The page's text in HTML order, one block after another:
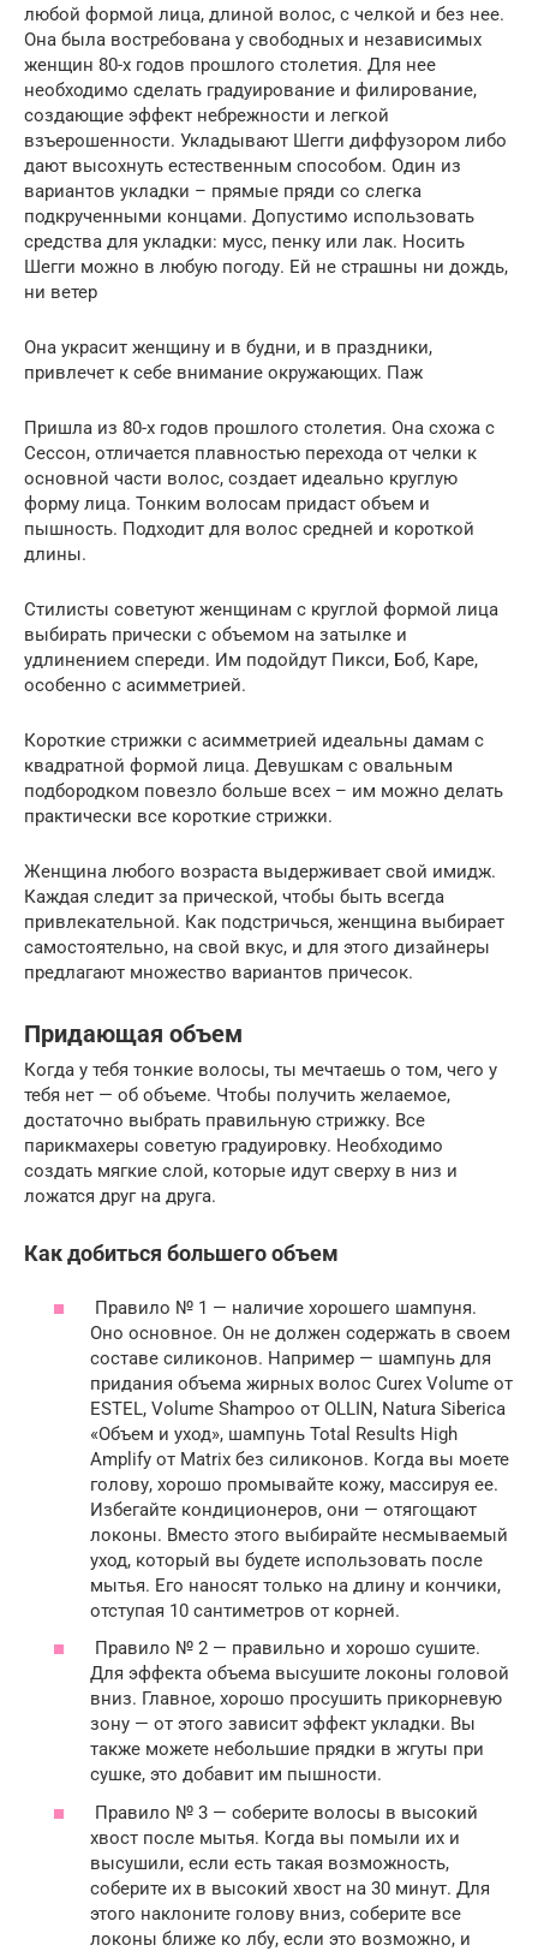
любой формой лица, длиной волос, с челкой и без нее.
Она была востребована у свободных и независимых
женщин 80-х годов прошлого столетия. Для нее
необходимо сделать градуирование и филирование,
создающие эффект небрежности и легкой
взъерошенности. Укладывают Шегги диффузором либо
дают высохнуть естественным способом. Один из
вариантов укладки – прямые пряди со слегка
подкрученными концами. Допустимо использовать
средства для укладки: мусс, пенку или лак. Носить
Шегги можно в любую погоду. Ей не страшны ни дождь,
ни ветер
Она украсит женщину и в будни, и в праздники,
привлечет к себе внимание окружающих. Паж
Пришла из 80-х годов прошлого столетия. Она схожа с
Сессон, отличается плавностью перехода от челки к
основной части волос, создает идеально круглую
форму лица. Тонким волосам придаст объем и
пышность. Подходит для волос средней и короткой
длины.
Стилисты советуют женщинам с круглой формой лица
выбирать прически с объемом на затылке и
удлинением спереди. Им подойдут Пикси, Боб, Каре,
особенно с асимметрией.
Короткие стрижки с асимметрией идеальны дамам с
квадратной формой лица. Девушкам с овальным
подбородком повезло больше всех – им можно делать
практически все короткие стрижки.
Женщина любого возраста выдерживает свой имидж.
Каждая следит за прической, чтобы быть всегда
привлекательной. Как подстричься, женщина выбирает
самостоятельно, на свой вкус, и для этого дизайнеры
предлагают множество вариантов причесок.
Придающая объем
Когда у тебя тонкие волосы, ты мечтаешь о том, чего у
тебя нет — об объеме. Чтобы получить желаемое,
достаточно выбрать правильную стрижку. Все
парикмахеры советую градуировку. Необходимо
создать мягкие слой, которые идут сверху в низ и
ложатся друг на друга.
Как добиться большего объем
Правило № 1 — наличие хорошего шампуня.
Оно основное. Он не должен содержать в своем
составе силиконов. Например — шампунь для
придания объема жирных волос Curex Volume от
ESTEL, Volume Shampoo от OLLIN, Natura Siberica
«Объем и уход», шампунь Total Results High
Amplify от Matrix без силиконов. Когда вы моете
голову, хорошо промывайте кожу, массируя ее.
Избегайте кондиционеров, они — отягощают
локоны. Вместо этого выбирайте несмываемый
уход, который вы будете использовать после
мытья. Его наносят только на длину и кончики,
отступая 10 сантиметров от корней.
Правило № 2 — правильно и хорошо сушите.
Для эффекта объема высушите локоны головой
вниз. Главное, хорошо просушить прикорневую
зону — от этого зависит эффект укладки. Вы
также можете небольшие прядки в жгуты при
сушке, это добавит им пышности.
Правило № 3 — соберите волосы в высокий
хвост после мытья. Когда вы помыли их и
высушили, если есть такая возможность,
соберите их в высокий хвост на 30 минут. Для
этого наклоните голову вниз, соберите все
локоны ближе ко лбу, если это возможно, и